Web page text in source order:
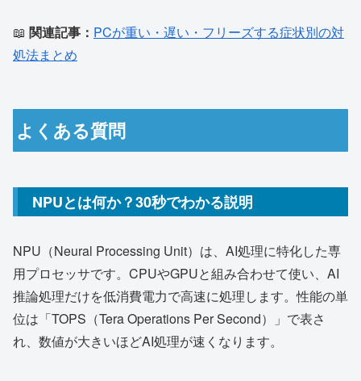
📖 関連記事： PCが重い・遅い・フリーズする症状別の対
処法まとめ
よくある質問
NPUとは何か？30秒でわかる説明
NPU（Neural Processing Unit）は、AI処理に特化した専
用プロセッサです。CPUやGPUと組み合わせて使い、AI
推論処理だけを低消費電力で高速に処理します。性能の単
位は「TOPS（Tera Operations Per Second）」で表さ
れ、数値が大きいほどAI処理が速くなります。